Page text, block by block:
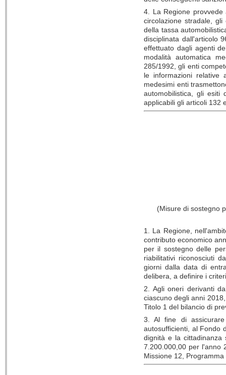
4. La Regione
circolazione stradale,
della tassa
disciplinata dall'articolo
effettuato dagli agenti
modalità automatica
285/1992, gli enti
le informazioni relative
medesimi enti
automobilistica, gli
applicabili gli articoli 132
(Misure di sostegno
1. La Regione,
contributo economico
per il sostegno delle
riabilitativi riconosciuti
giorni dalla data di
delibera, a definire i
2. Agli oneri derivanti
ciascuno degli anni
Titolo 1 del bilancio di
3. Al fine di
autosufficienti, al Fondo
dignità e la cittadinanza
7.200.000,00 per l'anno
Missione 12,